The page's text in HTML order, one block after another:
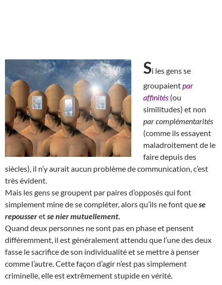
Si les gens se
groupaientpar
affinités (ou
similitudes) et non
par complémentarités
(comme ils essayent
maladroitement de le
faire depuis des
siècles), il n’y aurait aucun problème de communication, c’est
très évident.
Mais les gens se groupent par paires d’opposés qui font
simplement mine de se compléter, alors qu’ils ne font quese
repousseretse nier mutuellement.
Quand deux personnes ne sont pas en phase et pensent
différemment, il est généralement attendu que l’une des deux
fasse le sacrifice de son individualité et se mettre à penser
comme l’autre. Cette façon d’agir n’est pas simplement
criminelle, elle est extrêmement stupide en vérité.